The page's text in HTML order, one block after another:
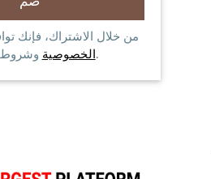
من خلال الاشتراك، فإنك
الخصوصية وشروط الخدمة.